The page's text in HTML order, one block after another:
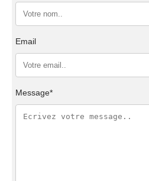
Email
Message*